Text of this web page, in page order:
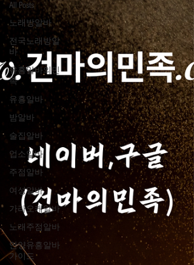
All Posts
노래방알바
전국노래방알
바
유흥알바의민
족
유흥알바
밤알바
술집알바
업소알바
주점알바
여성알바
가라오케알바
노래주점알바
안양유흥알바
가이드